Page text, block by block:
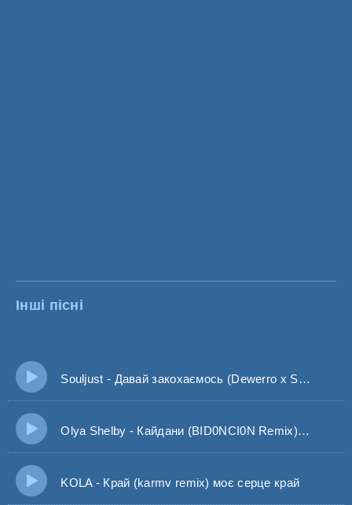
Інші пісні
Souljust - Давай закохаємось (Dewerro x Shad0w Remix)
Olya Shelby - Кайдани (BID0NCI0N Remix) Давай дзвони я телефон не візьму
KOLA - Край (karmv remix) моє серце край